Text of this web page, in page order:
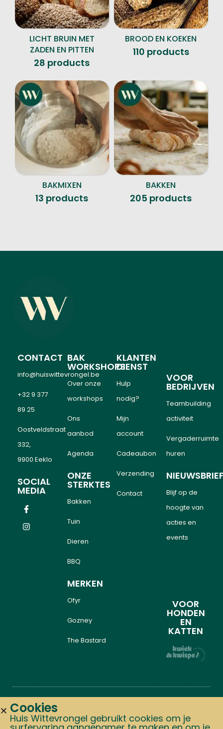
LICHT BRUIN MET
ZADEN EN PITTEN
28 products
BROOD EN KOEKEN
110 products
BAKMIXEN
13 products
BAKKEN
205 products
CONTACT
info@huiswittevrongel.be
+32 9 377
89 25
Oostveldstraat
332,
9900 Eeklo
SOCIAL
MEDIA
BAK
WORKSHOPS
Over onze
workshops
Ons
aanbod
Agenda
ONZE
STERKTES
Bakken
Tuin
Dieren
BBQ
MERKEN
Ofyr
Gozney
The Bastard
KLANTEN
DIENST
Hulp
nodig?
Mijn
account
Cadeaubon
Verzending
Contact
VOOR
BEDRIJVEN
Teambuilding
activiteit
Vergaderruimte
huren
Blijf op de
hoogte van
acties en
events
VOOR
HONDEN
EN
KATTEN
Copyright © 2024 Alle
Graphics: Studio.tiff
Cookies
Huis Wittevrongel gebruikt cookies om je